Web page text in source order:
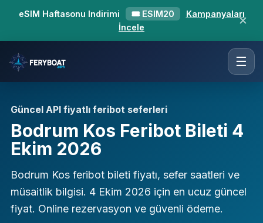
eSIM Haftasonu Indirimi 🎟 ESIM20
Kampanyaları
İncele
✕
☰
Güncel API fiyatlı feribot seferleri
Bodrum Kos Feribot Bileti 4
Ekim 2026
Bodrum Kos feribot bileti fiyatı, sefer saatleri ve
müsaitlik bilgisi. 4 Ekim 2026 için en ucuz güncel
fiyat. Online rezervasyon ve güvenli ödeme.